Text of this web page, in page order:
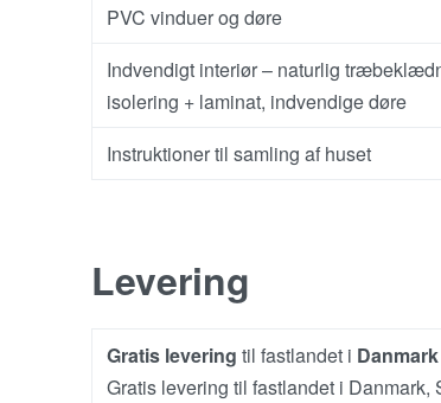
PVC vinduer og døre
Indvendigt interiør – naturlig
isolering + laminat, indvendige døre
Instruktioner til samling af huset
Levering
Gratis levering til fastlandet i Danmark
Gratis levering til fastlandet i